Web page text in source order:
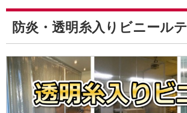
防炎・透明糸入りビニール